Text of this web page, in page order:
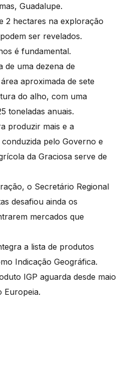
Guadalupe.
2 hectares na exploração
ser revelados.
é fundamental.
de uma dezena de
aproximada de sete
do alho, com uma
toneladas anuais.
produzir mais e a
pelo Governo e
da Graciosa serve de
o Secretário Regional
desafiou ainda os
mercados que
a lista de produtos
Indicação Geográfica.
IGP aguarda desde maio
Europeia.